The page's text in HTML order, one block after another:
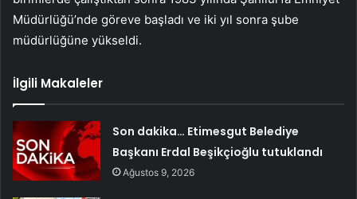
Müdürlüğü’nde göreve başladı ve iki yıl sonra şube
müdürlüğüne yükseldi.
İlgili Makaleler
Son dakika… Etimesgut Belediye
Başkanı Erdal Beşikçioğlu tutuklandı
Ağustos 9, 2026